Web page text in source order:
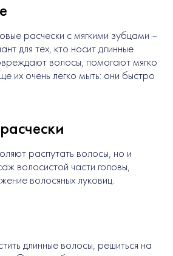
расчески с мягкими зубцами –
для тех, кто носит длинные
волосы, помогают мягко
их очень легко мыть: они быстро
распутать волосы, но и
волосистой части головы,
волосяных луковиц.
длинные волосы, решиться на